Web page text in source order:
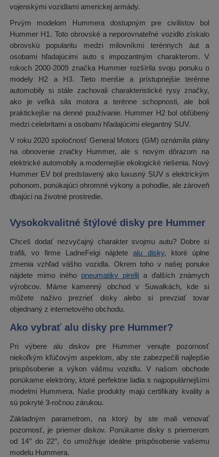
vojenskými vozidlami americkej armády.
Prvým modelom Hummera dostupným pre civilistov bol
Hummer H1. Toto obrovské a neporovnateľné vozidlo získalo
obrovskú popularitu medzi milovníkmi terénnych áut a
osobami hľadajúcimi auto s impozantným charakterom. V
rokoch 2000-2009 značka Hummer rozšírila svoju ponuku o
modely H2 a H3. Tieto menšie a prístupnejšie terénne
automobily si stále zachovali charakteristické rysy značky,
ako je veľká sila motora a terénne schopnosti, ale boli
praktickejšie na denné používanie. Hummer H2 bol obľúbený
medzi celebritami a osobami hľadajúcimi elegantný SUV.
V roku 2020 spoločnosť General Motors (GM) oznámila plány
na obnovenie značky Hummer, ale s novým dôrazom na
elektrické automobily a modernejšie ekologické riešenia. Nový
Hummer EV bol predstavený ako luxusný SUV s elektrickým
pohonom, ponúkajúci ohromné výkony a pohodlie, ale zároveň
dbajúci na životné prostredie.
Vysokokvalitné štýlové disky pre Hummer
Chceš dodať nezvyčajný charakter svojmu autu? Dobre si
trafili, vo firme LadneFelgi nájdetealu disky, ktoré úplne
zmenia vzhľad vášho vozidla. Okrem toho v našej ponuke
nájdete mimo iného pneumatiky pirelli a ďalších známych
výrobcov. Máme kamenný obchod v Suwałkách, kde si
môžete naživo prezrieť disky alebo si prevziať tovar
objednaný z internetového obchodu.
Ako vybrať alu disky pre Hummer?
Pri výbere alu diskov pre Hummer venujte pozornosť
niekoľkým kľúčovým aspektom, aby ste zabezpečili najlepšie
prispôsobenie a výkon vášmu vozidlu. V našom obchode
ponúkame elektróny, ktoré perfektne ladia s najpopulárnejšími
modelmi Hummera. Naše produkty majú certifikáty kvality a
sú pokryté 3-ročnou zárukou.
Základným parametrom, na ktorý by ste mali venovať
pozornosť, je priemer diskov. Ponúkame disky s priemerom
od 14’’ do 22’’, čo umožňuje ideálne prispôsobenie vašemu
modelu Hummera.